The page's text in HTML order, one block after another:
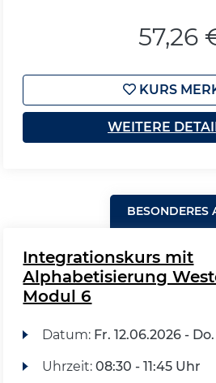
57,26
KURS
WEITERE
BESONDERES
Integrationskurs mit
Alphabetisierung
Modul 6
Datum: Fr. 12.06.2026 - Do.
Uhrzeit: 08:30 - 11:45 Uhr